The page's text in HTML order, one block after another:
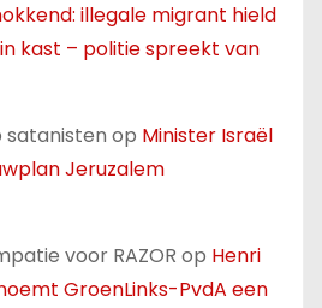
illegale migrant hield
kast – politie spreekt van
satanisten op Minister Israël
Jeruzalem
voor RAZOR op Henri
GroenLinks-PvdA een